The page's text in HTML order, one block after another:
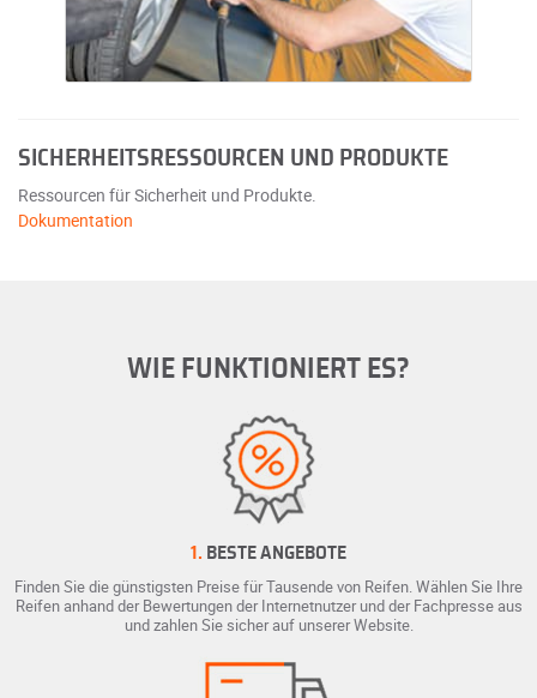
SICHERHEITSRESSOURCEN UND PRODUKTE
Ressourcen für Sicherheit und Produkte.
Dokumentation
WIE FUNKTIONIERT ES?
1. BESTE ANGEBOTE
Finden Sie die günstigsten Preise für Tausende von Reifen. Wählen Sie Ihre
Reifen anhand der Bewertungen der Internetnutzer und der Fachpresse aus
und zahlen Sie sicher auf unserer Website.